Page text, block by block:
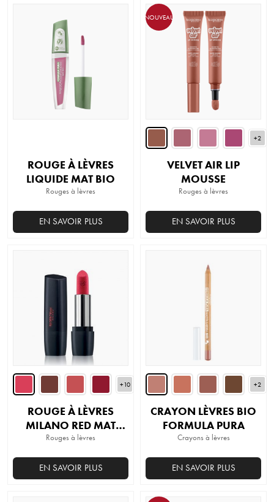
produit
a
plusieurs
variations.
Les
options
peuvent
être
page
du
ROUGE À LÈVRES
LIQUIDE MAT BIO
Rouges à lèvres
EN SAVOIR PLUS
NOUVEAU
+2
VELVET AIR LIP
MOUSSE
Rouges à lèvres
EN SAVOIR PLUS
a
plusieurs
variations.
Les
options
peuvent
être
page
du
+10
ROUGE À LÈVRES
MILANO RED MAT
LIPSTICK
Rouges à lèvres
EN SAVOIR PLUS
+2
CRAYON LÈVRES BIO
FORMULA PURA
Crayons à lèvres
EN SAVOIR PLUS